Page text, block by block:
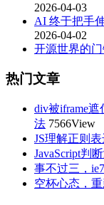
2026-04-03
AI 终于把手
2026-04-02
开源世界的
热门文章
div被iframe
法 7566View
JS理解正则
JavaScript判
事不过三，
空杯心态，